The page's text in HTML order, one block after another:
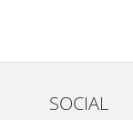
SOCIAL